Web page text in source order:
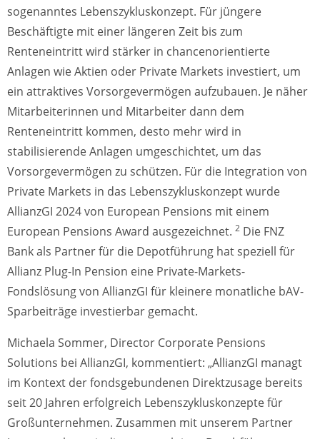
sogenanntes Lebenszykluskonzept. Für jüngere
Beschäftigte mit einer längeren Zeit bis zum
Renteneintritt wird stärker in chancenorientierte
Anlagen wie Aktien oder Private Markets investiert, um
ein attraktives Vorsorgevermögen aufzubauen. Je näher
Mitarbeiterinnen und Mitarbeiter dann dem
Renteneintritt kommen, desto mehr wird in
stabilisierende Anlagen umgeschichtet, um das
Vorsorgevermögen zu schützen. Für die Integration von
Private Markets in das Lebenszykluskonzept wurde
AllianzGI 2024 von European Pensions mit einem
European Pensions Award ausgezeichnet. 2 Die FNZ
Bank als Partner für die Depotführung hat speziell für
Allianz Plug-In Pension eine Private-Markets-
Fondslösung von AllianzGI für kleinere monatliche bAV-
Sparbeiträge investierbar gemacht.
Michaela Sommer, Director Corporate Pensions
Solutions bei AllianzGI, kommentiert: „AllianzGI managt
im Kontext der fondsgebundenen Direktzusage bereits
seit 20 Jahren erfolgreich Lebenszykluskonzepte für
Großunternehmen. Zusammen mit unserem Partner